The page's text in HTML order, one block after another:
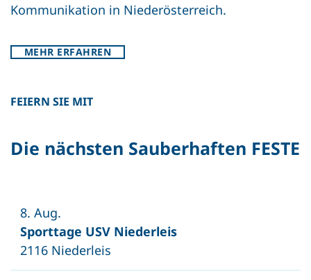
Kommunikation in Niederösterreich.
MEHR ERFAHREN
FEIERN SIE MIT
Die nächsten Sauberhaften FESTE
8. Aug.
Sporttage USV Niederleis
2116 Niederleis